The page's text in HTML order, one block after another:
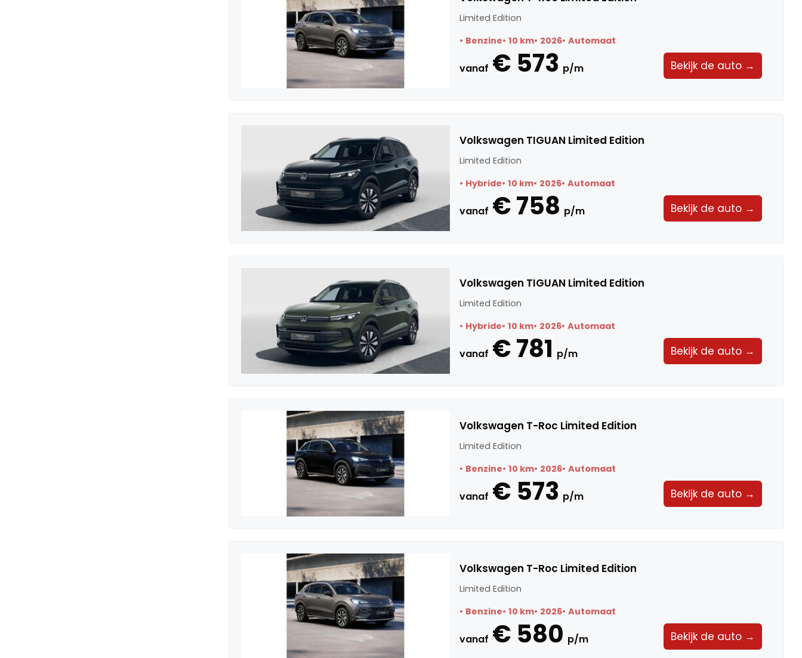
Limited Edition
Benzine 10 km 2026 Automaat
vanaf € 573 p/m Bekijk de auto →
Volkswagen TIGUAN Limited Edition
Limited Edition
Hybride 10 km 2026 Automaat
vanaf € 758 p/m Bekijk de auto →
Volkswagen TIGUAN Limited Edition
Limited Edition
Hybride 10 km 2026 Automaat
vanaf € 781 p/m Bekijk de auto →
Volkswagen T-Roc Limited Edition
Limited Edition
Benzine 10 km 2026 Automaat
vanaf € 573 p/m Bekijk de auto →
Volkswagen T-Roc Limited Edition
Limited Edition
Benzine 10 km 2026 Automaat
vanaf € 580 p/m Bekijk de auto →